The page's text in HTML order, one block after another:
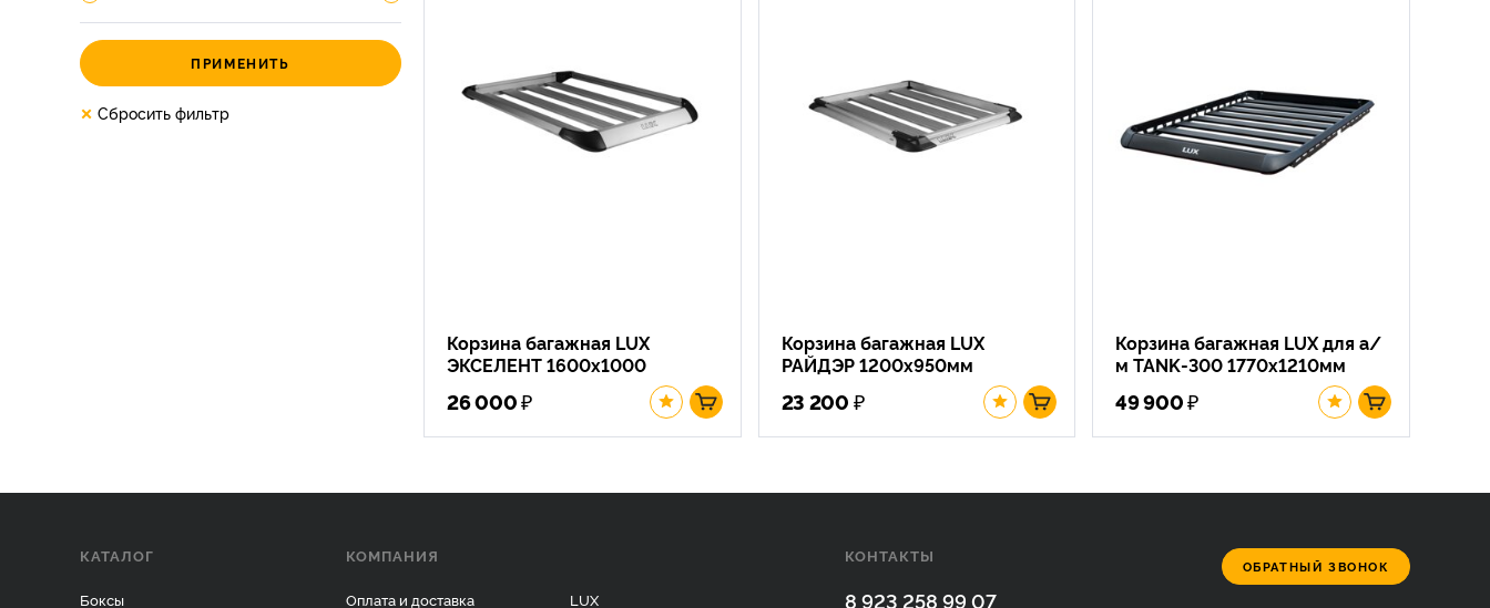
ПРИМЕНИТЬ
× Сбросить фильтр
Корзина багажная LUX
ЭКСЕЛЕНТ 1600х1000
26 000₽
Корзина багажная LUX
РАЙДЭР 1200х950мм
23 200 ₽
Корзина багажная LUX для а/
м TANK-300 1770х1210мм
49 900₽
КАТАЛОГ
Боксы
КОМПАНИЯ
Оплата и доставка LUX
КОНТАКТЫ
8 923 258 99 07
ОБРАТНЫЙ ЗВОНОК